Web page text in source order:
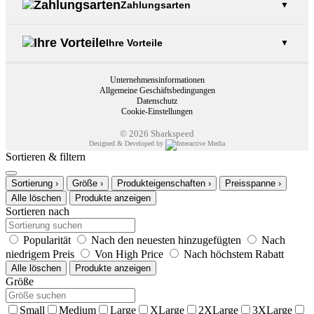
Montage eines Bluetooth-Intercoms
Die richtige Größe finden
Lederwesten für MC-Clubs
Öffnungszeiten – Geschäft Trollhättan
Zahlungsarten ▼
Ihre Vorteile ▼
Kostenlose Lieferung*
Heute kaufen, später bezahlen!
Unternehmensinformationen
Allgemeine Geschäftsbedingungen
Datenschutz
Cookie-Einstellungen
© 2026 Sharkspeed
Designed & Developed by
Sortieren & filtern
Sortierung › Größe › Produkteigenschaften › Preisspanne ›
Alle löschen
Produkte anzeigen
Sortieren nach
Popularität Nach den neuesten hinzugefügten
Nach
niedrigem Preis
Von High Price Nach höchstem Rabatt
Alle löschen Produkte anzeigen
Größe
Small Medium Large XLarge 2XLarge 3XLarge